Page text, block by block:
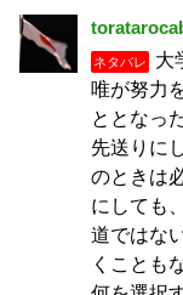
ネタバレ
大
唯が努力
ととなっ
先送りに
のときは
にしても
道ではな
くことも